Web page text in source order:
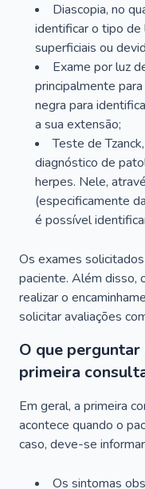
Diascopia, no
identificar o tipo
superficiais ou
Exame por luz
principalmente
negra para
a sua extensão;
Teste de
diagnóstico de
herpes. Nele,
(especificamente
é possível
Os exames
paciente. Além disso,
realizar o
solicitar avaliações
O que
primeira
Em geral, a primeira
acontece quando o
caso, deve-se
Os sintomas